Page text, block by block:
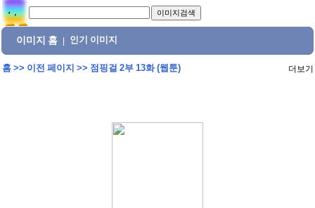
이미지 홈 인기 이미지
홈>> 이전 페이지 >> 점핑걸 2부 13화 (웹툰) 더보기